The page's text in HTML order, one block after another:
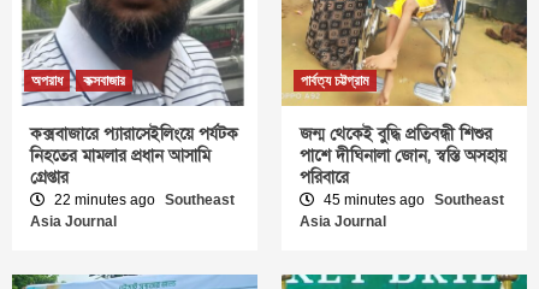
অপরাধ কক্সবাজার
কক্সবাজারে প্যারাসেইলিংয়ে পর্যটক
নিহতের মামলার প্রধান আসামি
গ্রেপ্তার
22 minutes ago Southeast
Asia Journal
পার্বত্য চট্টগ্রাম
জন্ম থেকেই বুদ্ধি প্রতিবন্ধী শিশুর
পাশে দীঘিনালা জোন, স্বস্তি অসহায়
পরিবারে
45 minutes ago Southeast
Asia Journal